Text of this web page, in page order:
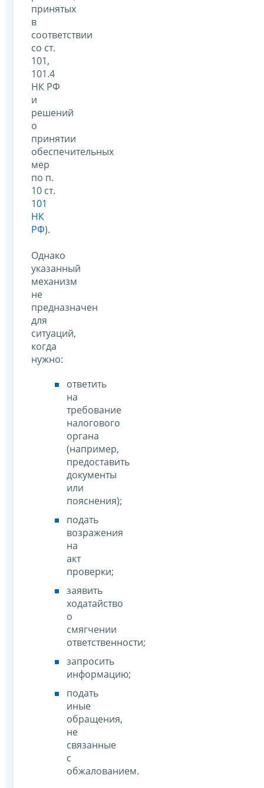
принятых
в
соответствии
со ст.
101,
101.4
НК РФ
и
решений
о
принятии
обеспечительных
мер
по п.
10 ст.
101
НК
РФ).
Однако
указанный
механизм
не
предназначен
для
ситуаций,
когда
нужно:
ответить
на
требование
налогового
органа
(например,
предоставить
документы
или
пояснения);
подать
возражения
на
акт
проверки;
заявить
ходатайство
о
смягчении
ответственности;
запросить
информацию;
подать
иные
обращения,
не
связанные
с
обжалованием.